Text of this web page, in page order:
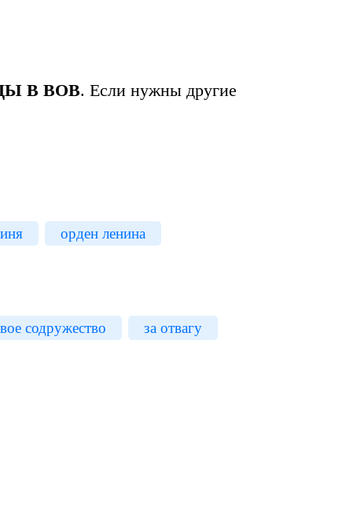
В ВОВ. Если нужны другие
орден ленина
содружество
за отвагу